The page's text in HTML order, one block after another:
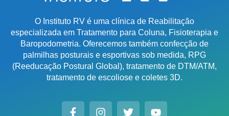
O Instituto RV é uma clínica de Reabilitação
especializada em Tratamento para Coluna, Fisioterapia e
Baropodometria. Oferecemos também confecção de
palmilhas posturais e esportivas sob medida, RPG
(Reeducação Postural Global), tratamento de DTM/ATM,
tratamento de escoliose e coletes 3D.